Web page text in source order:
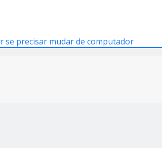
se precisar mudar de computador